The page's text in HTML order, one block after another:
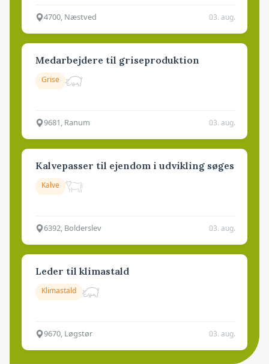
4700, Næstved 03. aug.
Medarbejdere til griseproduktion
Grise
9681, Ranum 03. aug.
Kalvepasser til ejendom i udvikling søges
Kalve
6392, Bolderslev 03. aug.
Leder til klimastald
Klimastald
9670, Løgstør 03. aug.